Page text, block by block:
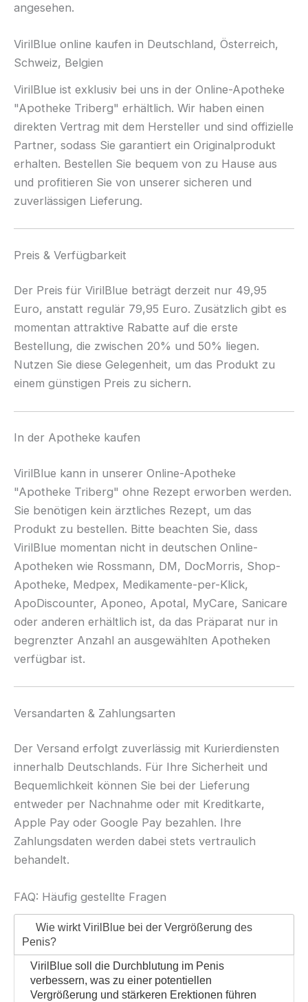
angesehen.
VirilBlue online kaufen in Deutschland, Österreich,
Schweiz, Belgien
VirilBlue ist exklusiv bei uns in der Online-Apotheke
"Apotheke Triberg" erhältlich. Wir haben einen
direkten Vertrag mit dem Hersteller und sind offizielle
Partner, sodass Sie garantiert ein Originalprodukt
erhalten. Bestellen Sie bequem von zu Hause aus
und profitieren Sie von unserer sicheren und
zuverlässigen Lieferung.
Preis & Verfügbarkeit
Der Preis für VirilBlue beträgt derzeit nur 49,95
Euro, anstatt regulär 79,95 Euro. Zusätzlich gibt es
momentan attraktive Rabatte auf die erste
Bestellung, die zwischen 20% und 50% liegen.
Nutzen Sie diese Gelegenheit, um das Produkt zu
einem günstigen Preis zu sichern.
In der Apotheke kaufen
VirilBlue kann in unserer Online-Apotheke
"Apotheke Triberg" ohne Rezept erworben werden.
Sie benötigen kein ärztliches Rezept, um das
Produkt zu bestellen. Bitte beachten Sie, dass
VirilBlue momentan nicht in deutschen Online-
Apotheken wie Rossmann, DM, DocMorris, Shop-
Apotheke, Medpex, Medikamente-per-Klick,
ApoDiscounter, Aponeo, Apotal, MyCare, Sanicare
oder anderen erhältlich ist, da das Präparat nur in
begrenzter Anzahl an ausgewählten Apotheken
verfügbar ist.
Versandarten & Zahlungsarten
Der Versand erfolgt zuverlässig mit Kurierdiensten
innerhalb Deutschlands. Für Ihre Sicherheit und
Bequemlichkeit können Sie bei der Lieferung
entweder per Nachnahme oder mit Kreditkarte,
Apple Pay oder Google Pay bezahlen. Ihre
Zahlungsdaten werden dabei stets vertraulich
behandelt.
FAQ: Häufig gestellte Fragen
Wie wirkt VirilBlue bei der Vergrößerung des
Penis?
VirilBlue soll die Durchblutung im Penis
verbessern, was zu einer potentiellen
Vergrößerung und stärkeren Erektionen führen